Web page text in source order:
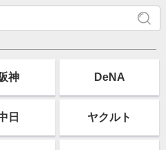
神 DeNA
日 ヤクルト